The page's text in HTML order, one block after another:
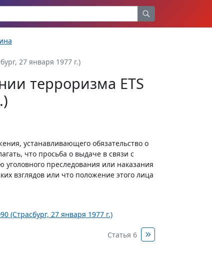
27 января 1977 г.)
терроризма ETS
устанавливающего обязательство о
что просьба о выдаче в связи с
преследования или наказания
взглядов или что положение этого лица
(Страсбург, 27 января 1977 г.)
Статья 6